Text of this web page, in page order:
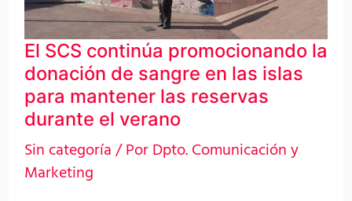
El SCS continúa promocionando la
donación de sangre en las islas
para mantener las reservas
durante el verano
Sin categoría/ PorDpto. Comunicación y
Marketing
donación
de
sangre
en
las
islas
para